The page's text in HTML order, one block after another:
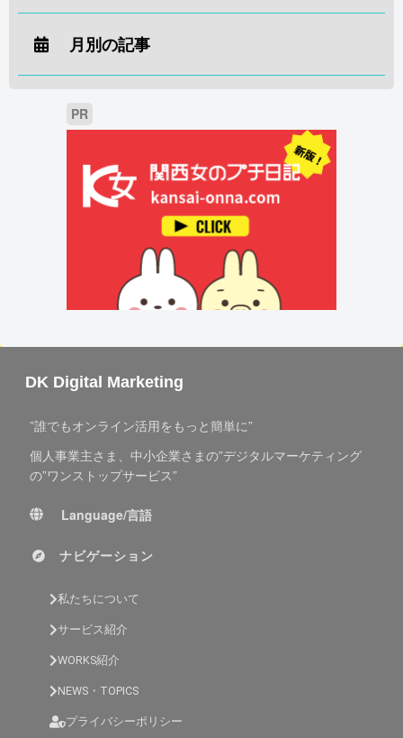
月別の記事
PR
DK Digital Marketing
”誰でもオンライン活用をもっと簡単に”
個人事業主さま、中小企業さまの”デジタルマーケティング
の”ワンストップサービス”
Language/言語
ナビゲーション
私たちについて
サービス紹介
WORKS紹介
NEWS・TOPICS
プライバシーポリシー